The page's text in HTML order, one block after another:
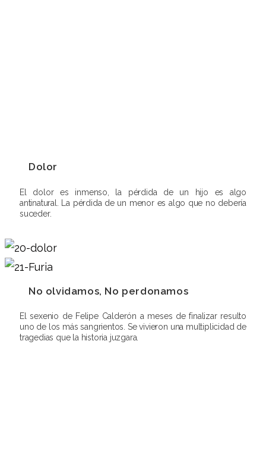
Dolor
El dolor es inmenso, la pérdida de un hijo es algo
antinatural. La pérdida de un menor es algo que no debería
suceder.
No olvidamos, No perdonamos
El sexenio de Felipe Calderón a meses de finalizar resulto
uno de los más sangrientos. Se vivieron una multiplicidad de
tragedias que la historia juzgara.